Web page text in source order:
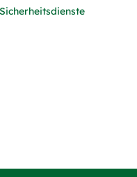
Sicherheitsdienste